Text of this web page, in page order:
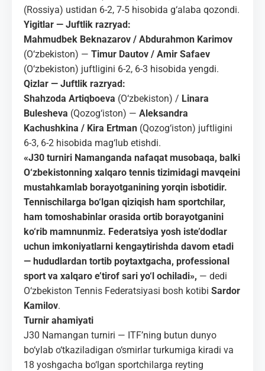
(Rossiya) ustidan 6-2, 7-5 hisobida g‘alaba qozondi.
Yigitlar — Juftlik razryad:
Mahmudbek Beknazarov / Abdurahmon Karimov
(O‘zbekiston) — Timur Dautov / Amir Safaev
(O‘zbekiston) juftligini 6-2, 6-3 hisobida yengdi.
Qizlar — Juftlik razryad:
Shahzoda Artiqboeva (O‘zbekiston) / Linara
Bulesheva (Qozog‘iston) — Aleksandra
Kachushkina / Kira Ertman (Qozog‘iston) juftligini
6-3, 6-2 hisobida mag‘lub etishdi.
«J30 turniri Namanganda nafaqat musobaqa, balki
O‘zbekistonning xalqaro tennis tizimidagi mavqeini
mustahkamlab borayotganining yorqin isbotidir.
Tennischilarga bo‘lgan qiziqish ham sportchilar,
ham tomoshabinlar orasida ortib borayotganini
ko‘rib mamnunmiz. Federatsiya yosh iste’dodlar
uchun imkoniyatlarni kengaytirishda davom etadi
— hududlardan tortib poytaxtgacha, professional
sport va xalqaro e’tirof sari yo‘l ochiladi», — dedi
O‘zbekiston Tennis Federatsiyasi bosh kotibi Sardor
Kamilov.
Turnir ahamiyati
J30 Namangan turniri — ITF’ning butun dunyo
bo‘ylab o‘tkaziladigan o‘smirlar turkumiga kiradi va
18 yoshgacha bo‘lgan sportchilarga reyting